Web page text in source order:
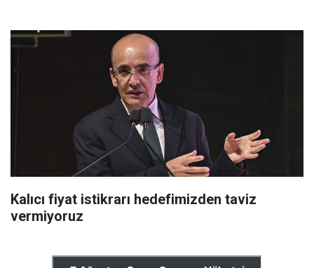
Kalıcı fiyat istikrarı hedefimizden taviz
vermiyoruz